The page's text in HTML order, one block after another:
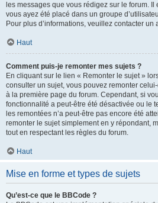
les messages que vous rédigez sur le forum.
vous ayez été placé dans un groupe
Pour plus d’informations, veuillez contacter un
Haut
Comment puis-je remonter mes sujets ?
En cliquant sur le lien « Remonter le sujet »
consulter un sujet, vous pouvez remonter
à la première page du forum. Cependant, si
fonctionnalité a peut-être été désactivée ou le
les remontées n’a peut-être pas encore été
remonter le sujet simplement en y répondant,
tout en respectant les règles du forum.
Haut
Mise en forme et types de sujets
Qu’est-ce que le BBCode ?